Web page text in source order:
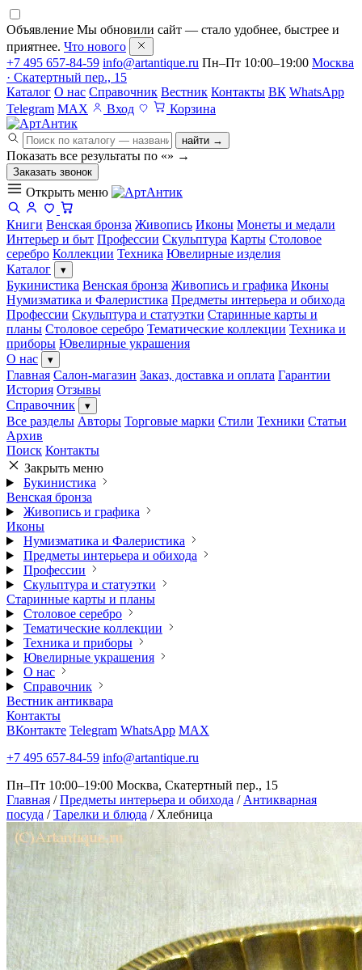
Объявление Мы обновили сайт — стало удобнее, быстрее и
приятнее. Что нового
+7 495 657-84-59 info@artantique.ru Пн–Пт 10:00–19:00 Москва
· Скатертный пер., 15
Каталог О нас Справочник Вестник Контакты ВК WhatsApp
Telegram MAX Вход Корзина
найти →
Показать все результаты по «» →
Заказать звонок
Открыть меню
Книги Венская бронза Живопись Иконы Монеты и медали
Интерьер и быт Профессии Скульптура Карты Столовое
серебро Коллекции Техника Ювелирные изделия
Каталог
▾
Букинистика Венская бронза Живопись и графика Иконы
Нумизматика и Фалеристика Предметы интерьера и обихода
Профессии Скульптура и статуэтки Старинные карты и
планы Столовое серебро Тематические коллекции Техника и
приборы Ювелирные украшения
О нас
▾
Главная Салон-магазин Заказ, доставка и оплата Гарантии
История Отзывы
Справочник
▾
Все разделы Авторы Торговые марки Стили Техники Статьи
Архив
Поиск Контакты
Закрыть меню
Букинистика
Венская бронза
Живопись и графика
Иконы
Нумизматика и Фалеристика
Предметы интерьера и обихода
Профессии
Скульптура и статуэтки
Старинные карты и планы
Столовое серебро
Тематические коллекции
Техника и приборы
Ювелирные украшения
О нас
Справочник
Вестник антиквара
Контакты
ВКонтакте Telegram WhatsApp MAX
+7 495 657-84-59 info@artantique.ru
Пн–Пт 10:00–19:00 Москва, Скатертный пер., 15
Главная / Предметы интерьера и обихода / Антикварная
посуда / Тарелки и блюда / Хлебница